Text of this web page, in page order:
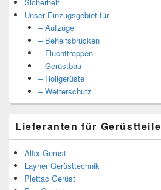
Unser Einzugsgebiet für
– Aufzüge
– Behelfsbrücken
– Fluchttreppen
– Gerüstbau
– Rollgerüste
– Wetterschutz
Lieferanten für Gerüstteile
Alfix Gerüst
Layher Gerüsttechnik
Plettac Gerüst